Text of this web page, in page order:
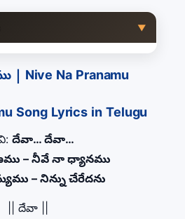
▼
Nive Na Pranamu
Song Lyrics in Telugu
దేవా… దేవా…
– నీవే నా ధ్యానము
– నిన్ను చేరేదను
|| దేవా ||